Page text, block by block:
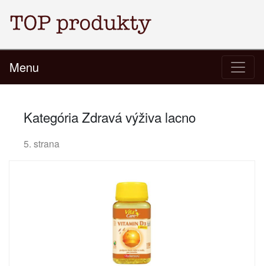
Menu
Kategória Zdravá výživa lacno
5. strana